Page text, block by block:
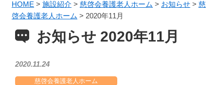
HOME > 施設紹介 > 慈啓会養護老人ホーム > お知らせ > 慈
啓会養護老人ホーム > 2020年11月
お知らせ 2020年11月
2020.11.24
慈啓会養護老人ホーム